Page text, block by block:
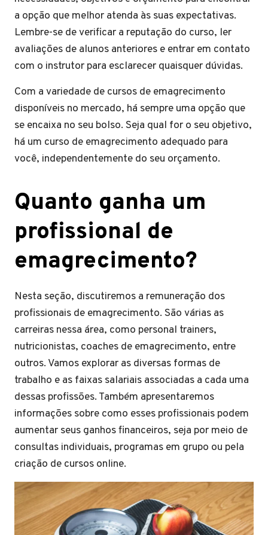
a opção que melhor atenda às suas expectativas.
Lembre-se de verificar a reputação do curso, ler
avaliações de alunos anteriores e entrar em contato
com o instrutor para esclarecer quaisquer dúvidas.
Com a variedade de cursos de emagrecimento
disponíveis no mercado, há sempre uma opção que
se encaixa no seu bolso. Seja qual for o seu objetivo,
há um curso de emagrecimento adequado para
você, independentemente do seu orçamento.
Quanto ganha um
profissional de
emagrecimento?
Nesta seção, discutiremos a remuneração dos
profissionais de emagrecimento. São várias as
carreiras nessa área, como personal trainers,
nutricionistas, coaches de emagrecimento, entre
outros. Vamos explorar as diversas formas de
trabalho e as faixas salariais associadas a cada uma
dessas profissões. Também apresentaremos
informações sobre como esses profissionais podem
aumentar seus ganhos financeiros, seja por meio de
consultas individuais, programas em grupo ou pela
criação de cursos online.